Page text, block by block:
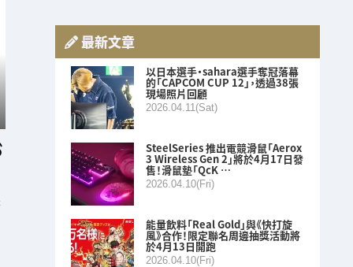
最新文章
以日本選手・sahara選手奪冠落幕
的「CAPCOM CUP 12」，透過38張
現場照片回顧
2026.04.11(Sat)
SteelSeries 推出電競滑鼠「Aerox
3 Wireless Gen 2」將於4月17日發
售！滑鼠墊「QcK …
2026.04.10(Fri)
能量飲料「Real Gold」與《快打旋
風》合作！限定聯名周邊抽獎活動將
於4月13日開跑
2026.04.10(Fri)